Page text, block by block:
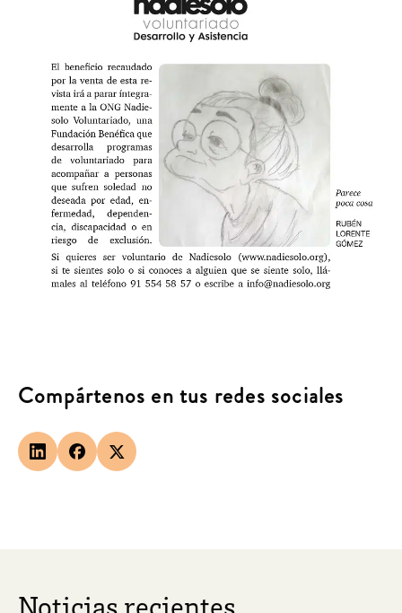
Compártenos en tus redes sociales